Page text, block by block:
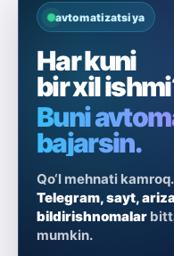
avtomatizatsiya
Har kuni
bir xil
Buni
bajarsin.
Qo‘l mehnati
Telegram, sayt,
bildirishnomalar
mumkin.